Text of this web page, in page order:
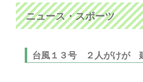
ニュース・スポーツ
台風１３号 ２人がけが